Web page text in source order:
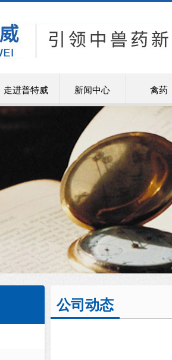
走进普特威 新闻中心 禽药
ABOUT PUTEWEI
走进普特威
河南普特威动物药业有限公司
售、服务为一体的现代化公司。
公司动态